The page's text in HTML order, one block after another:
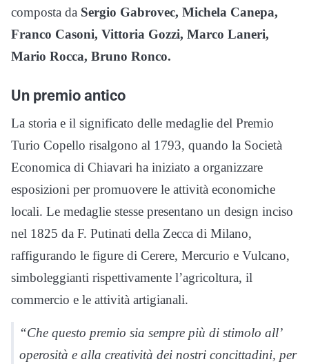
composta da Sergio Gabrovec, Michela Canepa,
Franco Casoni, Vittoria Gozzi, Marco Laneri,
Mario Rocca, Bruno Ronco.
Un premio antico
La storia e il significato delle medaglie del Premio
Turio Copello risalgono al 1793, quando la Società
Economica di Chiavari ha iniziato a organizzare
esposizioni per promuovere le attività economiche
locali. Le medaglie stesse presentano un design inciso
nel 1825 da F. Putinati della Zecca di Milano,
raffigurando le figure di Cerere, Mercurio e Vulcano,
simboleggianti rispettivamente l’agricoltura, il
commercio e le attività artigianali.
“Che questo premio sia sempre più di stimolo all’
operosità e alla creatività dei nostri concittadini, per